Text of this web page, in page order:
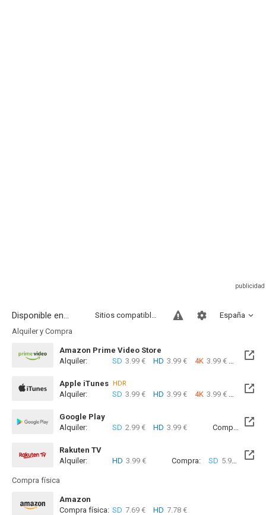
Disponible en... España
Sitios compatibles
Alquiler y Compra
Amazon Prime Video Store
Alquiler:
SD 3.99 € HD 3.99 € 4K 3.99 €
Apple iTunes HDR
Alquiler: SD 3.99 € HD 3.99 € 4K 3.99 €
Google Play
Alquiler:
SD 2.99 € HD 3.99 € Compra: SD
Rakuten TV
Alquiler:
HD 3.99 € Compra: SD 5.99 € HD
Compra física
Amazon
Compra física: SD 7.69 € HD 7.78 €